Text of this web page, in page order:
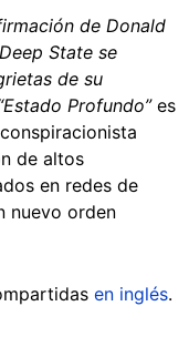
de Donald
State se
de su
Profundo”es
de altos
en redes de
nuevo orden
en inglés.